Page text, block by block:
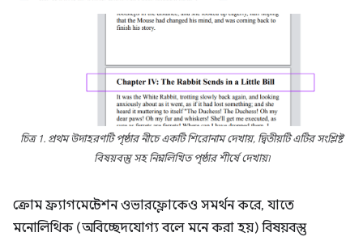
চিত্র 1. প্রথম উদাহরণটি পৃষ্ঠার নীচে একটি শিরোনাম দেখায়, দ্বিতীয়টি এটির সংশ্লিষ্ট
বিষয়বস্তু সহ নিম্নলিখিত পৃষ্ঠার শীর্ষে দেখায়৷
ক্রোম ফ্র্যাগমেন্টেশন ওভারফ্লোকেও সমর্থন করে, যাতে
মনোলিথিক (অবিচ্ছেদযোগ্য বলে মনে করা হয়) বিষয়বস্তু